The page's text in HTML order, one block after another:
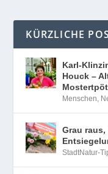
KÜRZLICHE
Karl-
Houck –
Menschen,
Grau
StadtNatur-